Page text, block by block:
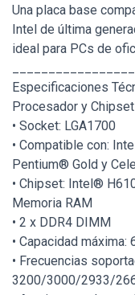
Una placa base
Intel de última
ideal para PCs de
Especificaciones
Procesador y Chipset
• Socket: LGA1700
• Compatible con:
Pentium® Gold y
• Chipset: Intel®
Memoria RAM
• 2 x DDR4 DIMM
• Capacidad máxima:
• Frecuencias
3200/3000/2933/